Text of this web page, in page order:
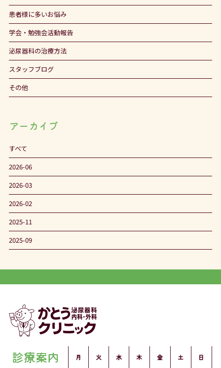
患者様に多いお悩み
学会・勉強会活動報告
泌尿器科の治療方法
スタッフブログ
その他
アーカイブ
すべて
2026-06
2026-03
2026-02
2025-11
2025-09
診療案内 月 火 水 木 金 土
日